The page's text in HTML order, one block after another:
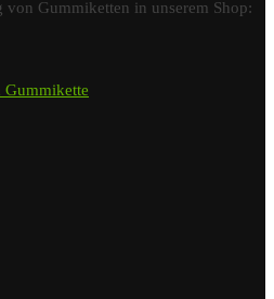
Gummiketten in unserem Shop:
Gummikette